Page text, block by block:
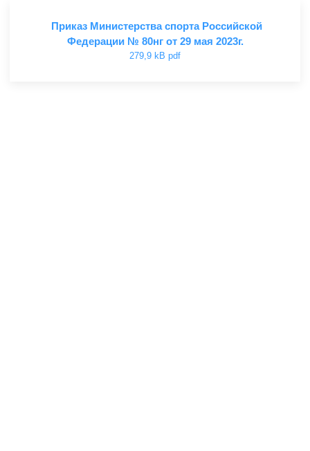
Приказ Министерства спорта Российской
Федерации № 80нг от 29 мая 2023г.
279,9 kB pdf